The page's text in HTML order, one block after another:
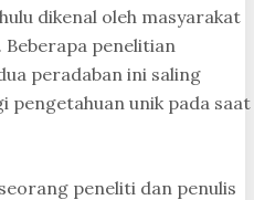
dikenal oleh masyarakat
penelitian
peradaban ini saling
pengetahuan unik pada saat
peneliti dan penulis